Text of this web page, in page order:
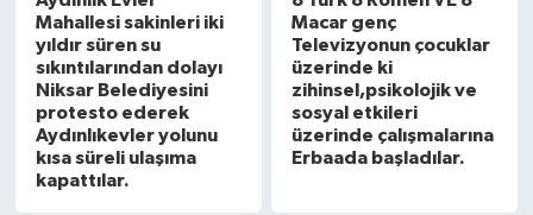
Mahallesi sakinleri iki
yıldır süren su
sıkıntılarından dolayı
Niksar Belediyesini
protesto ederek
Aydınlıkevler yolunu
kısa süreli ulaşıma
kapattılar.
Macar genç
Televizyonun çocuklar
üzerinde ki
zihinsel,psikolojik ve
sosyal etkileri
üzerinde çalışmalarına
Erbaada başladılar.